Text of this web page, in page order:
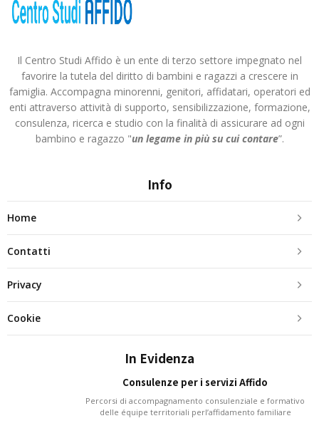
Il Centro Studi Affido è un ente di terzo settore impegnato nel
favorire la tutela del diritto di bambini e ragazzi a crescere in
famiglia. Accompagna minorenni, genitori, affidatari, operatori ed
enti attraverso attività di supporto, sensibilizzazione, formazione,
consulenza, ricerca e studio con la finalità di assicurare ad ogni
bambino e ragazzo "un legame in più su cui contare”.
Info
Home
Contatti
Privacy
Cookie
In Evidenza
Consulenze per i servizi Affido
Percorsi di accompagnamento consulenziale e formativo
delle équipe territoriali perl’affidamento familiare